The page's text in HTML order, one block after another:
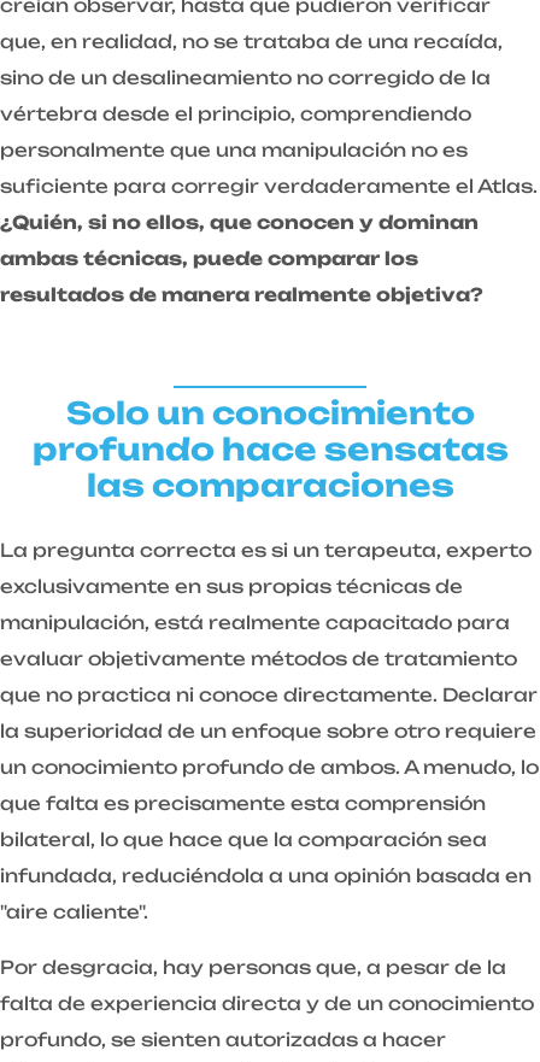
creían observar, hasta que pudieron verificar
que, en realidad, no se trataba de una recaída,
sino de un desalineamiento no corregido de la
vértebra desde el principio, comprendiendo
personalmente que una manipulación no es
suficiente para corregir verdaderamente el Atlas.
¿Quién, si no ellos, que conocen y dominan
ambas técnicas, puede comparar los
resultados de manera realmente objetiva?
Solo un conocimiento
profundo hace sensatas
las comparaciones
La pregunta correcta es si un terapeuta, experto
exclusivamente en sus propias técnicas de
manipulación, está realmente capacitado para
evaluar objetivamente métodos de tratamiento
que no practica ni conoce directamente. Declarar
la superioridad de un enfoque sobre otro requiere
un conocimiento profundo de ambos. A menudo, lo
que falta es precisamente esta comprensión
bilateral, lo que hace que la comparación sea
infundada, reduciéndola a una opinión basada en
"aire caliente".
Por desgracia, hay personas que, a pesar de la
falta de experiencia directa y de un conocimiento
profundo, se sienten autorizadas a hacer